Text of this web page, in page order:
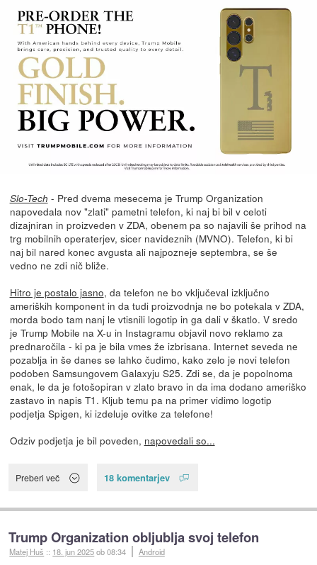
Slo-Tech - Pred dvema mesecema je Trump Organization
napovedala nov "zlati" pametni telefon, ki naj bi bil v celoti
dizajniran in proizveden v ZDA, obenem pa so najavili še prihod na
trg mobilnih operaterjev, sicer navideznih (MVNO). Telefon, ki bi
naj bil nared konec avgusta ali najpozneje septembra, se še
vedno ne zdi nič bliže.
Hitro je postalo jasno, da telefon ne bo vključeval izključno
ameriških komponent in da tudi proizvodnja ne bo potekala v ZDA,
morda bodo tam nanj le vtisnili logotip in ga dali v škatlo. V sredo
je Trump Mobile na X-u in Instagramu objavil novo reklamo za
prednaročila - ki pa je bila vmes že izbrisana. Internet seveda ne
pozablja in še danes se lahko čudimo, kako zelo je novi telefon
podoben Samsungovem Galaxyju S25. Zdi se, da je popolnoma
enak, le da je fotošopiran v zlato bravo in da ima dodano ameriško
zastavo in napis T1. Kljub temu pa na primer vidimo logotip
podjetja Spigen, ki izdeluje ovitke za telefone!
Odziv podjetja je bil poveden, napovedali so...
Preberi več 18 komentarjev
Trump Organization obljublja svoj telefon
Matej Huš :: 18. jun 2025ob 08:34 Android